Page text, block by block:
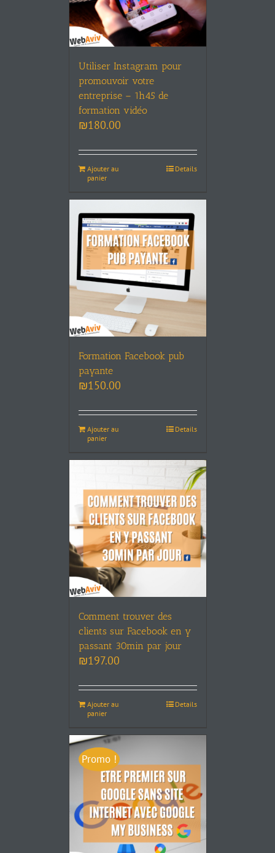
Utiliser Instagram pour
promouvoir votre
entreprise – 1h45 de
formation vidéo
₪180.00
Ajouter au
panier
Details
Formation Facebook pub
payante
₪150.00
Ajouter au
panier
Details
Comment trouver des
clients sur Facebook en y
passant 30min par jour
₪197.00
Ajouter au
panier
Details
Promo !